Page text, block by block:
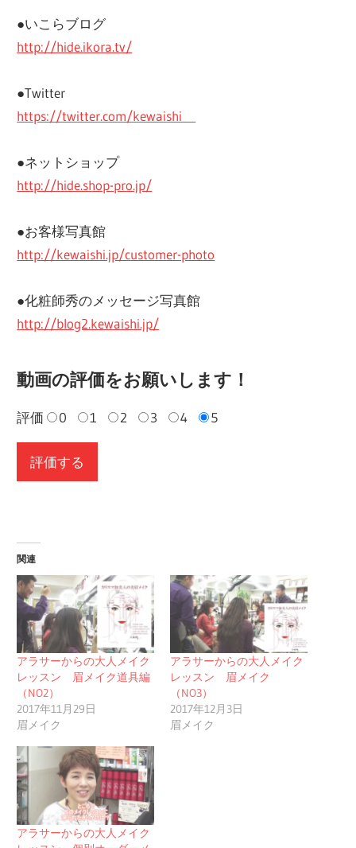
●いこらブログ
http://hide.ikora.tv/
●Twitter
https://twitter.com/kewaishi
●ネットショップ
http://hide.shop-pro.jp/
●お客様写真館
http://kewaishi.jp/customer-photo
●化粧師秀のメッセージ写真館
http://blog2.kewaishi.jp/
動画の評価をお願いします！
評価 0 1 2 3 4 5
関連
アラサーからの大人メイク
レッスン 眉メイク道具編
（NO2）
2017年11月29日
眉メイク
アラサーからの大人メイク
レッスン 眉メイク
（NO3）
2017年12月3日
眉メイク
アラサーからの大人メイク